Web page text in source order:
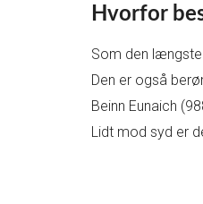
Hvorfor
Som den
Den er også
Beinn Eunaich
Lidt mod syd er